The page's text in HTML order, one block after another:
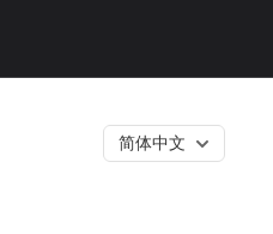
简体中文